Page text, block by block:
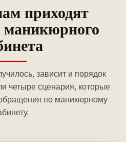
приходят
зависит и порядок
четыре сценария, которые
по маникюрному